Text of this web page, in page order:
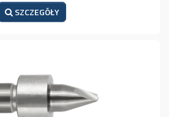
SZCZEGÓŁY